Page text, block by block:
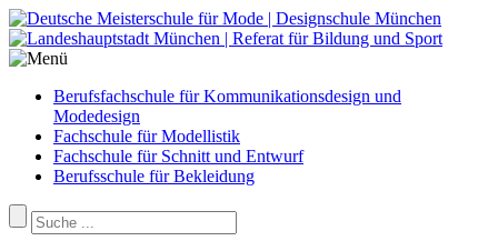
Berufsfachschule für Kommunikationsdesign und
Modedesign
Fachschule für Modellistik
Fachschule für Schnitt und Entwurf
Berufsschule für Bekleidung